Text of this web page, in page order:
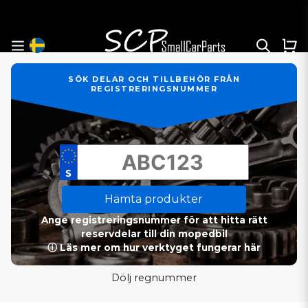
SÖK DELAR OCH TILLBEHÖR FRÅN
REGISTRERINGSNUMMER
Hämta produkter
Ange registreringsnummer för att hitta rätt
reservdelar till din mopedbil
ⓘ Läs mer om hur verktyget fungerar här
Dölj regnummer